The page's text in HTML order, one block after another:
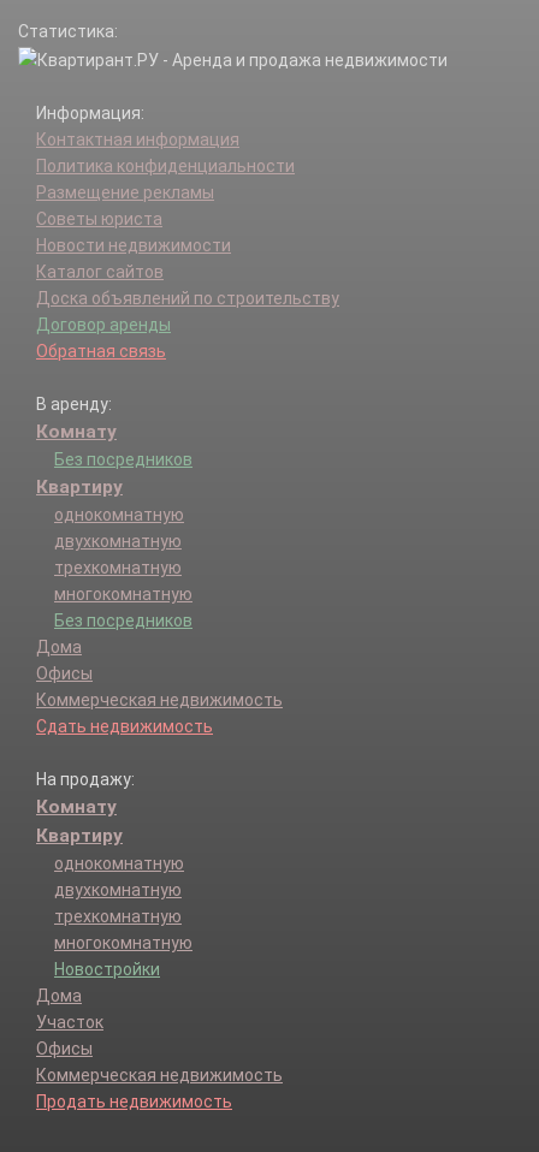
Статистика:
Информация:
Контактная информация
Политика конфиденциальности
Размещение рекламы
Советы юриста
Новости недвижимости
Каталог сайтов
Доска объявлений по строительству
Договор аренды
Обратная связь
В аренду:
Комнату
Без посредников
Квартиру
однокомнатную
двухкомнатную
трехкомнатную
многокомнатную
Без посредников
Дома
Офисы
Коммерческая недвижимость
Сдать недвижимость
На продажу:
Комнату
Квартиру
однокомнатную
двухкомнатную
трехкомнатную
многокомнатную
Новостройки
Дома
Участок
Офисы
Коммерческая недвижимость
Продать недвижимость